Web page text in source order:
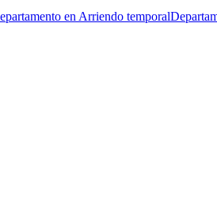
en Arriendo temporal